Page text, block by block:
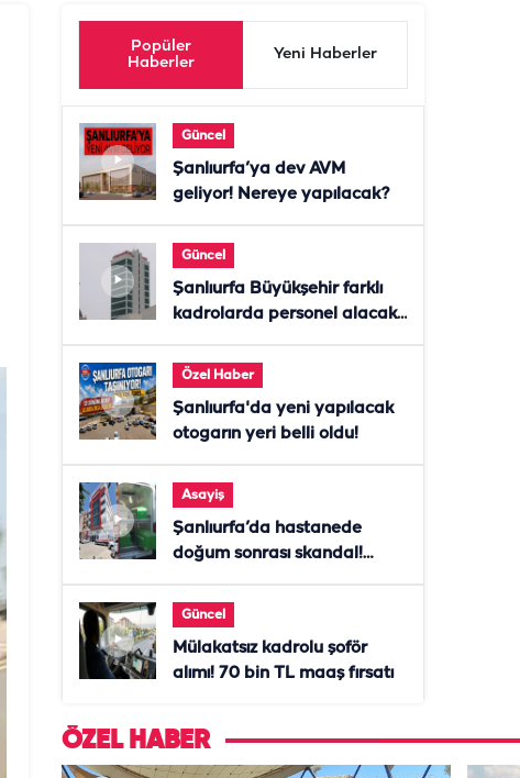
Popüler
Haberler
Yeni Haberler
Güncel
Şanlıurfa’ya dev AVM
geliyor! Nereye yapılacak?
Güncel
Şanlıurfa Büyükşehir farklı
kadrolarda personel alacak!
Özel Haber
Şanlıurfa'da yeni yapılacak
otogarın yeri belli oldu!
Asayiş
Şanlıurfa’da hastanede
doğum sonrası skandal!
Güncel
Mülakatsız kadrolu şoför
alımı! 70 bin TL maaş fırsatı
ÖZEL HABER